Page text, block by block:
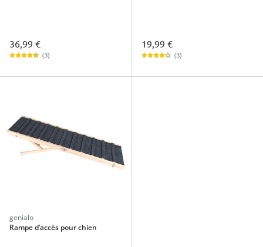
36,99 €
(3)
19,99 €
(3)
genialo
Rampe d’accès pour chien